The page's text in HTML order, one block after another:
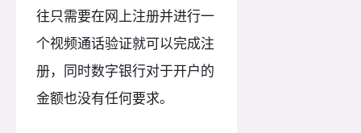
往只需要在网上注册并进行一
个视频通话验证就可以完成注
册，同时数字银行对于开户的
金额也没有任何要求。